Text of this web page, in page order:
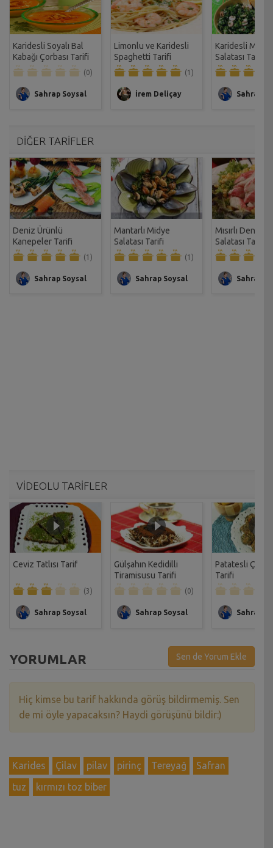
Karidesli Soyalı Bal
Kabağı Çorbası Tarifi
(0)
Sahrap Soysal
Limonlu ve Karidesli
Spaghetti Tarifi
(1)
İrem Deliçay
Karidesli
Salatası Tarifi
Sahrap
DİĞER TARİFLER
Deniz Ürünlü
Kanepeler Tarifi
(1)
Sahrap Soysal
Mantarlı Midye
Salatası Tarifi
(1)
Sahrap Soysal
Mısırlı Deniz
Salatası Tarifi
Sahrap
VİDEOLU TARİFLER
Ceviz Tatlısı Tarif
(3)
Sahrap Soysal
Gülşahın Kedidilli
Tiramisusu Tarifi
(0)
Sahrap Soysal
Patatesli Çıtır
Tarifi
Sahrap
YORUMLAR Sen de Yorum Ekle
Hiç kimse bu tarif hakkında görüş bildirmemiş. Sen
de mi öyle yapacaksın? Haydi görüşünü bildir:)
Karides Çilav pilav pirinç Tereyağ
Safran
tuz
kırmızı toz biber